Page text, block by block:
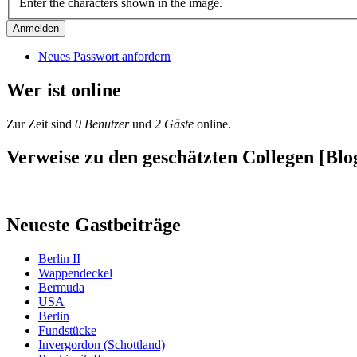
Neues Passwort anfordern
Wer ist online
Zur Zeit sind 0 Benutzerund 2 Gäste online.
Verweise zu den geschätzten Collegen
Neueste Gastbeiträge
Berlin II
Wappendeckel
Bermuda
USA
Berlin
Fundstücke
Invergordon (Schottland)